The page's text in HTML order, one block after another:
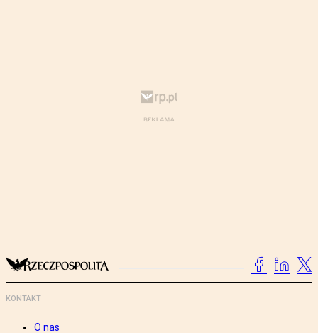
KONTAKT
O nas